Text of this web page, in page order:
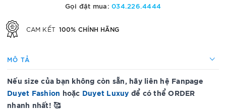
Gọi đặt mua:034.226.4444
CAM KẾT 100% CHÍNH HÃNG
MÔ TẢ
Nếu size của bạn không còn sẵn, hãy liên hệ Fanpage
Duyet Fashion hoặc Duyet Luxuy để có thể ORDER
nhanh nhất! 🥰